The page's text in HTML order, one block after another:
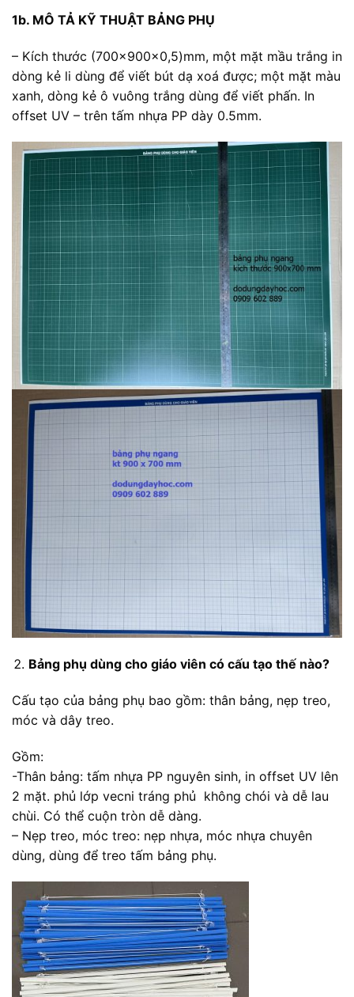
1b. MÔ TẢ KỸ THUẬT BẢNG PHỤ
– Kích thước (700x900x0,5)mm, một mặt mầu trắng in
dòng kẻ li dùng để viết bút dạ xoá được; một mặt màu
xanh, dòng kẻ ô vuông trắng dùng để viết phấn. In
offset UV – trên tấm nhựa PP dày 0.5mm.
Bảng phụ dùng cho giáo viên có cấu tạo thế nào?
Cấu tạo của bảng phụ bao gồm: thân bảng, nẹp treo,
móc và dây treo.
Gồm:
-Thân bảng: tấm nhựa PP nguyên sinh, in offset UV lên
2 mặt. phủ lớp vecni tráng phủ không chói và dễ lau
chùi. Có thể cuộn tròn dễ dàng.
– Nẹp treo, móc treo: nẹp nhựa, móc nhựa chuyên
dùng, dùng để treo tấm bảng phụ.